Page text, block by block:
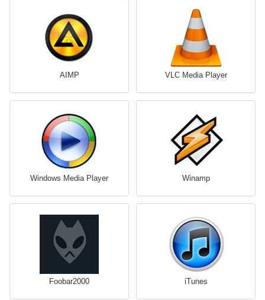
AIMP VLC Media Player
Windows Media Player Winamp
Foobar2000 iTunes